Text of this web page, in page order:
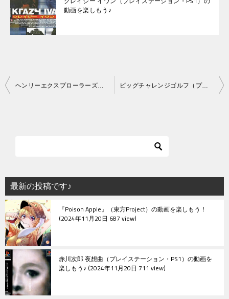
動画を楽しもう♪
投
シ
ョ
ン
ビッグチャレンジゴルフ（プレイステーション・PS1）の動画を楽しもう♪
最新の投稿です♪
『Poison Apple』（東方Project）の動画を楽しもう！
2024年11月20日 687 view
赤川次郎 夜想曲（プレイステーション・PS1）の動画を
楽しもう♪ 2024年11月20日 711 view